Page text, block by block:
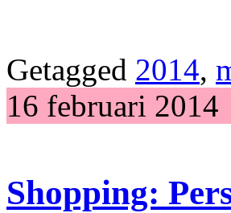
Getagged 2014,
16 februari 2014
Shopping: